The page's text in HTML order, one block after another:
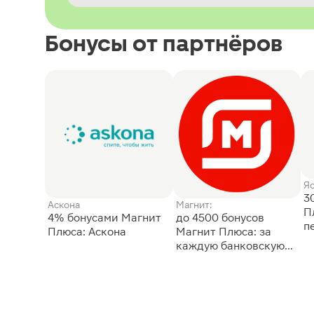
Бонусы от партнёров
Аскона
4% бонусами Магнит
Плюса: Аскона
Магнит:
до 4500 бонусов
Магнит Плюса: за
каждую банковскую